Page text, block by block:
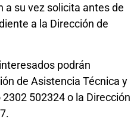
a su vez solicita antes de
a la Dirección de
podrán
de Asistencia Técnica y
502324 o la Dirección